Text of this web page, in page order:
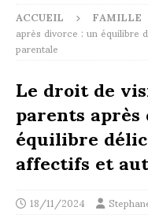
ACCUEIL FAMILLE
après divorce : un
parentale
Le droit de
parents
équilibre
affectifs et
18/11/2024